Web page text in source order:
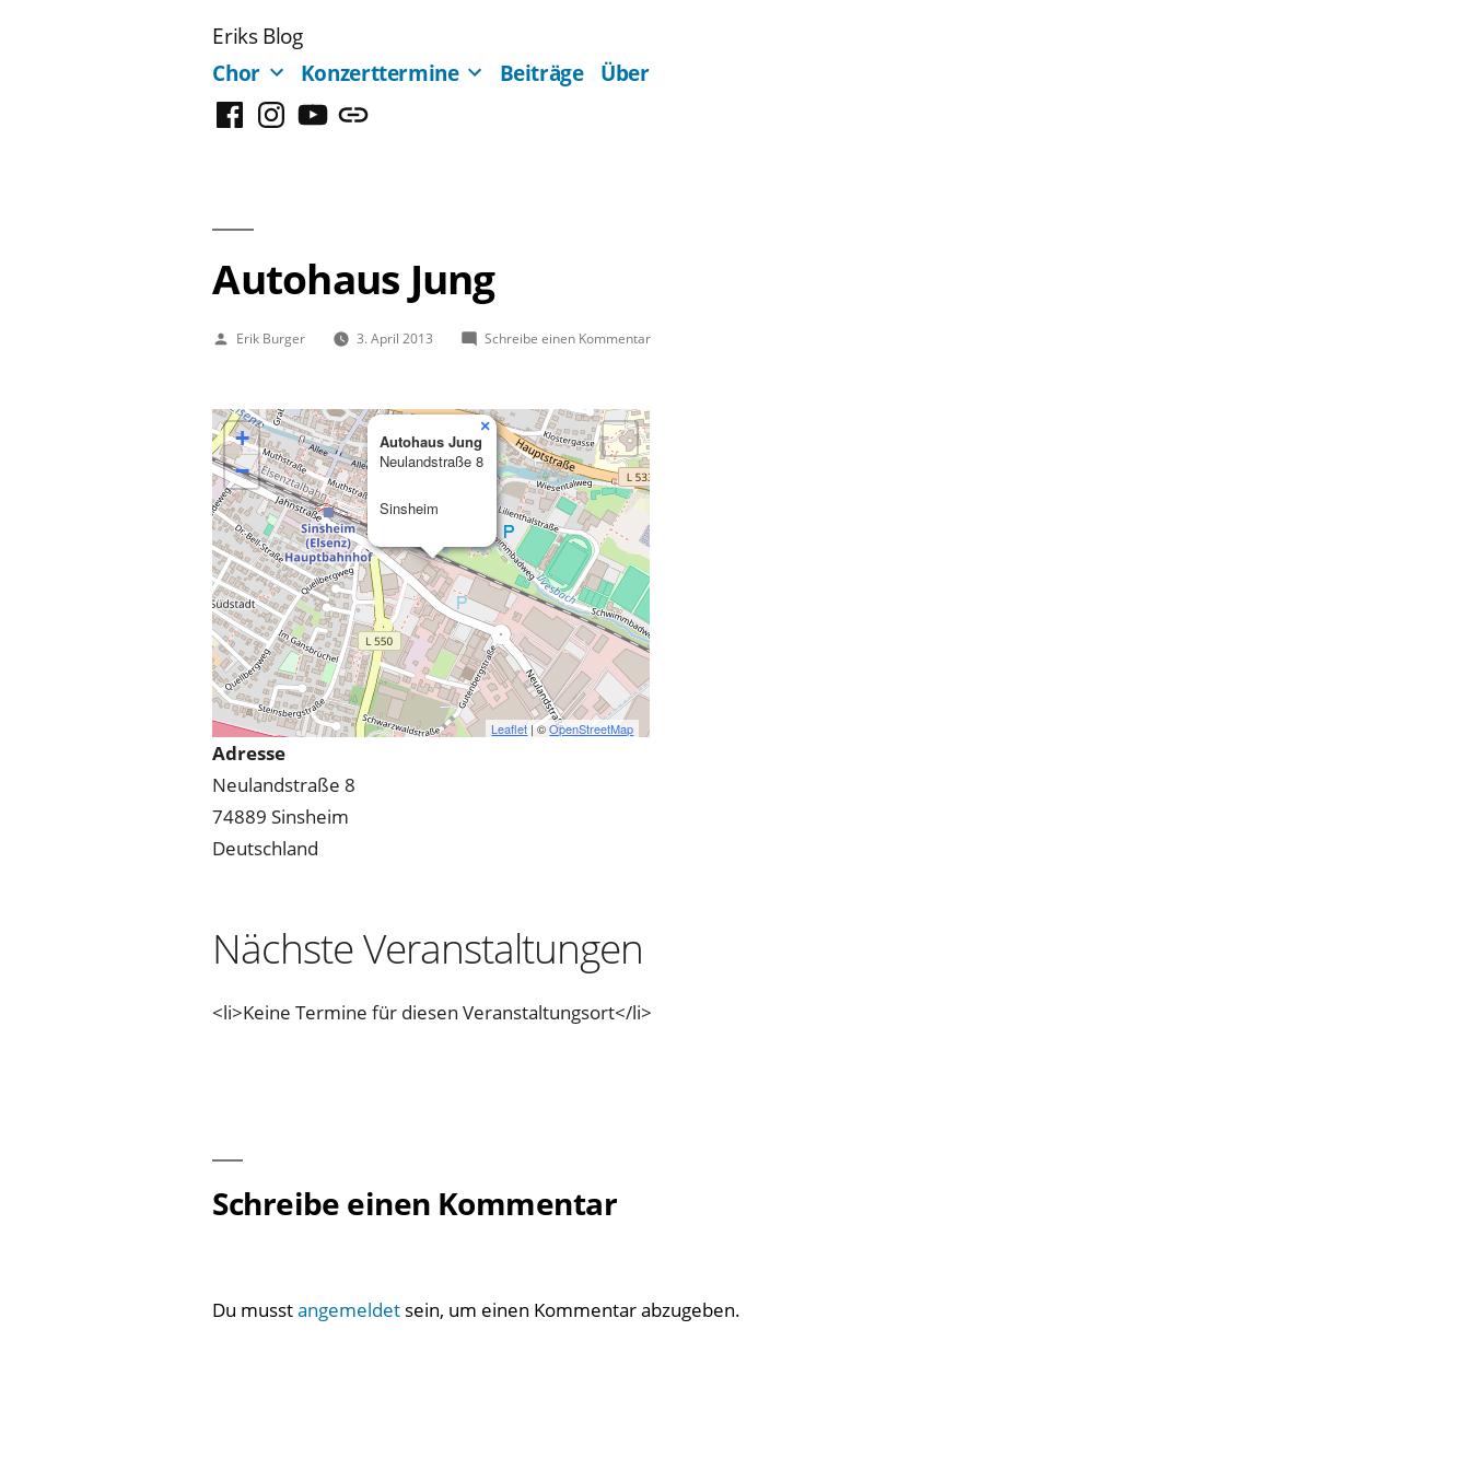
Eriks Blog
Chor
Konzerttermine Beiträge Über
FacebookInstagram
YouTubeMastodon
Autohaus Jung
Veröffentlicht
Erik Burger 3. April 2013 Schreibe einen Kommentarzu
Autohaus Jung
Neulandstraße 8
Sinsheim
×
+
−
Leaflet| ©OpenStreetMap
Adresse
Neulandstraße 8
74889 Sinsheim
Deutschland
Nächste Veranstaltungen
<li>Keine Termine für diesen Veranstaltungsort</li>
Schreibe einen Kommentar
Du musstangemeldet sein, um einen Kommentar abzugeben.